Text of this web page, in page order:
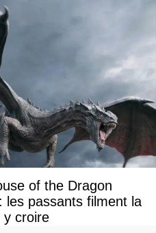
of the Dragon
les passants filment la
y croire